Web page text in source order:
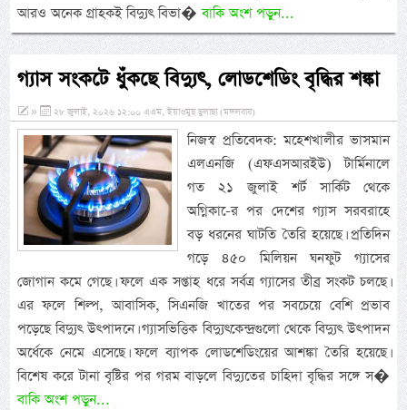
আরও অনেক গ্রাহকই বিদ্যুৎ বিভা�বাকি অংশ পড়ুন...
গ্যাস সংকটে ধুঁকছে বিদ্যুৎ, লোডশেডিং বৃদ্ধির শঙ্কা
» ২৮ জুলাই, ২০২৬ ১২:০০ এএম, ইয়াওমুছ ছুলাছা (মঙ্গলবার)
নিজস্ব প্রতিবেদক: মহেশখালীর ভাসমান
এলএনজি (এফএসআরইউ) টার্মিনালে
গত ২১ জুলাই শর্ট সার্কিট থেকে
অগ্নিকা-ের পর দেশের গ্যাস সরবরাহে
বড় ধরনের ঘাটতি তৈরি হয়েছে। প্রতিদিন
গড়ে ৪৫০ মিলিয়ন ঘনফুট গ্যাসের
জোগান কমে গেছে। ফলে এক সপ্তাহ ধরে সর্বত্র গ্যাসের তীব্র সংকট চলছে।
এর ফলে শিল্প, আবাসিক, সিএনজি খাতের পর সবচেয়ে বেশি প্রভাব
পড়েছে বিদ্যুৎ উৎপাদনে। গ্যাসভিত্তিক বিদ্যুৎকেন্দ্রগুলো থেকে বিদ্যুৎ উৎপাদন
অর্ধেকে নেমে এসেছে। ফলে ব্যাপক লোডশেডিংয়ের আশঙ্কা তৈরি হয়েছে।
বিশেষ করে টানা বৃষ্টির পর গরম বাড়লে বিদ্যুতের চাহিদা বৃদ্ধির সঙ্গে স�
বাকি অংশ পড়ুন...